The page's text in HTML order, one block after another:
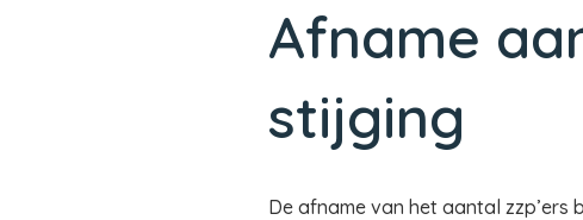
Afname
stijging
De afname van het aantal